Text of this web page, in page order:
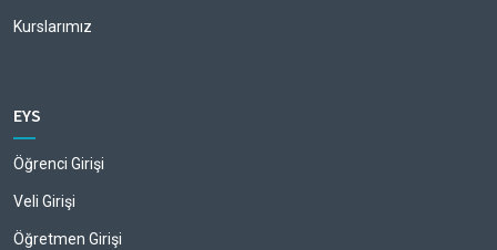
Kurslarımız
EYS
Öğrenci Girişi
Veli Girişi
Öğretmen Girişi